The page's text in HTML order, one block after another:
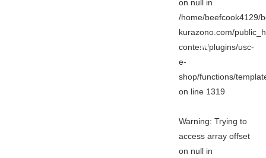
on null in
/home/beefcook4129/
kurazono.com/
content/plugins/usc-
e-
shop/functions/
on line 1319
Warning: Trying to
access array offset
on null in